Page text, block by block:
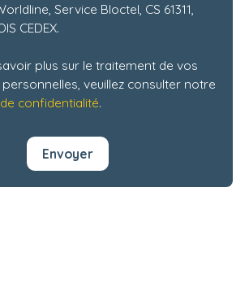
Service Bloctel, CS 61311,
CEDEX.
plus sur le traitement de vos
veuillez consulter notre
confidentialité.
Envoyer